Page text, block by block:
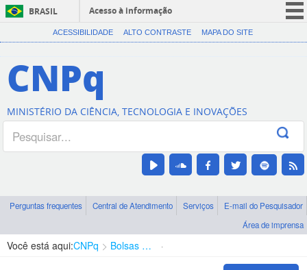
BRASIL
Acesso à informação
CORONAVÍRUS (COVID-19)
Canais
ACESSIBILIDADE ALTO CONTRASTE MAPA DO SITE
CNPq
MINISTÉRIO DA CIÊNCIA, TECNOLOGIA E INOVAÇÕES
Perguntas frequentes Central de Atendimento Serviços
E-mail do Pesquisador
Área de imprensa
Você está aqui:CNPq Bolsas e Auxílios Vigentes